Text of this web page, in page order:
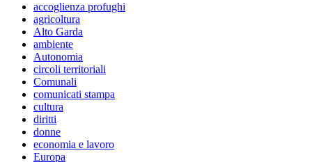
accoglienza profughi
agricoltura
Alto Garda
ambiente
Autonomia
circoli territoriali
Comunali
comunicati stampa
cultura
diritti
donne
economia e lavoro
Europa